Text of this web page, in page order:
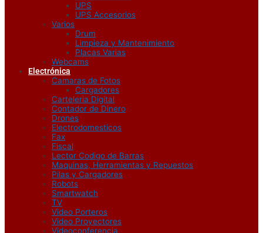
UPS
UPS Accesorios
Varios
Drum
Limpieza y Mantenimiento
Placas Varias
Webcams
Electrónica
Camaras de Fotos
Cargadores
Carteleria Digital
Contador de Dinero
Drones
Electrodomesticos
Fax
Fiscal
Lector Codigo de Barras
Maquinas, Herramientas y Repuestos
Pilas y Cargadores
Robots
Smartwatch
TV
Video Porteros
Video Proyectores
Videoconferencia